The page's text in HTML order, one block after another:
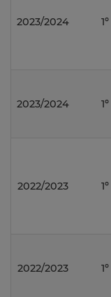
2023/2024 1º
2023/2024 1º
2022/2023 1º
2022/2023 1º